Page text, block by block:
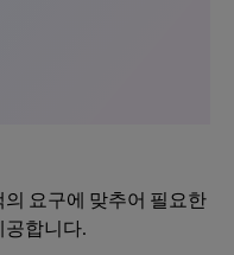
요구에 맞추어 필요한
공합니다.